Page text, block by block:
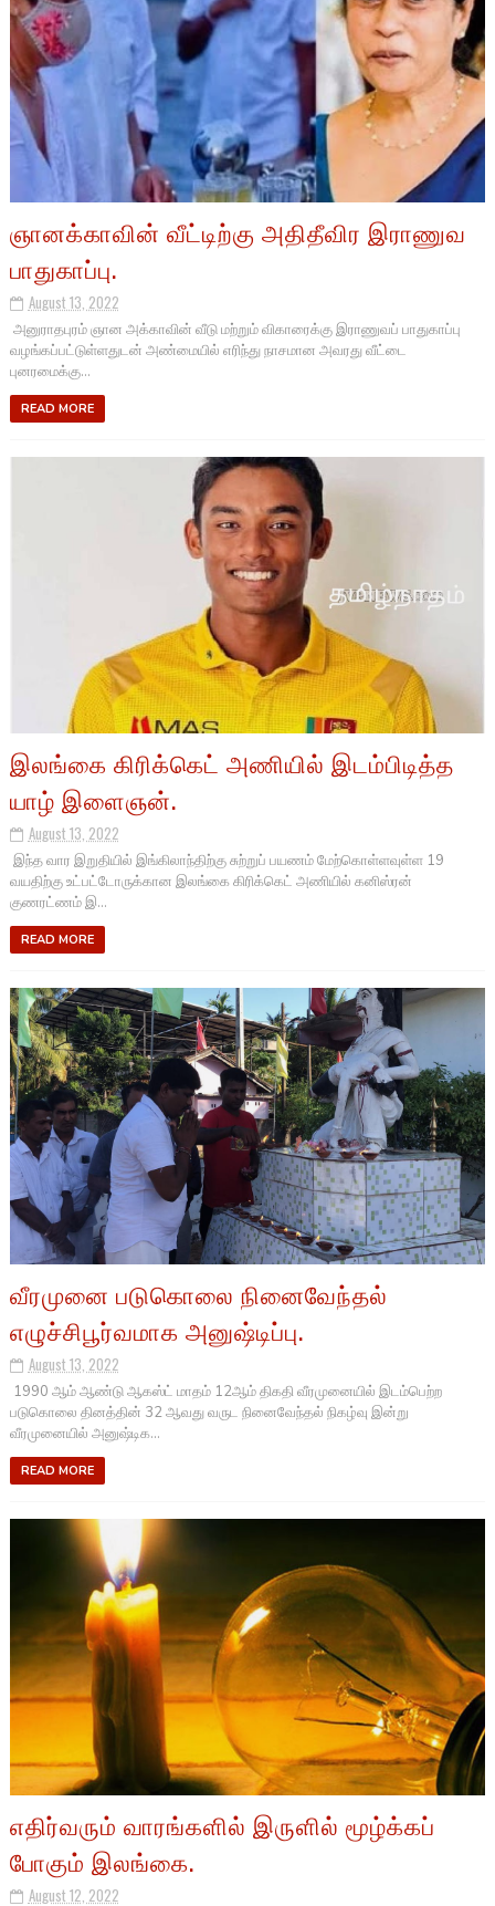
ஞானக்காவின் வீட்டிற்கு அதிதீவிர இராணுவ
பாதுகாப்பு.
August 13, 2022
அனுராதபுரம் ஞான அக்காவின் வீடு மற்றும் விகாரைக்கு இராணுவப் பாதுகாப்பு
வழங்கப்பட்டுள்ளதுடன் அண்மையில் எரிந்து நாசமான அவரது வீட்டை
புனரமைக்கு...
READ MORE
இலங்கை கிரிக்கெட் அணியில் இடம்பிடித்த
யாழ் இளைஞன்.
August 13, 2022
இந்த வார இறுதியில் இங்கிலாந்திற்கு சுற்றுப் பயணம் மேற்கொள்ளவுள்ள 19
வயதிற்கு உட்பட்டோருக்கான இலங்கை கிரிக்கெட் அணியில் கனிஸ்ரன்
குணரட்ணம் இ...
READ MORE
வீரமுனை படுகொலை நினைவேந்தல்
எழுச்சிபூர்வமாக அனுஷ்டிப்பு.
August 13, 2022
1990 ஆம் ஆண்டு ஆகஸ்ட் மாதம் 12ஆம் திகதி வீரமுனையில் இடம்பெற்ற
படுகொலை தினத்தின் 32 ஆவது வருட நினைவேந்தல் நிகழ்வு இன்று
வீரமுனையில் அனுஷ்டிக...
READ MORE
எதிர்வரும் வாரங்களில் இருளில் மூழ்க்கப்
போகும் இலங்கை.
August 12, 2022